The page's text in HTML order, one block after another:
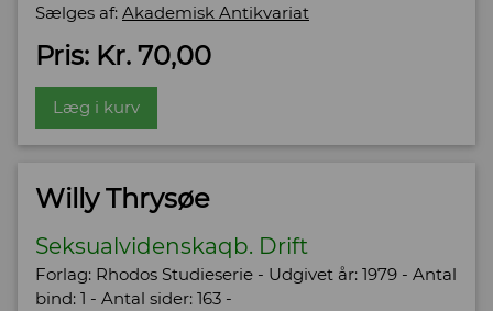
Sælges af: Akademisk Antikvariat
Pris: Kr. 70,00
Læg i kurv
Willy Thrysøe
Seksualvidenskaqb. Drift
Forlag: Rhodos Studieserie - Udgivet år: 1979 - Antal
bind: 1 - Antal sider: 163 -